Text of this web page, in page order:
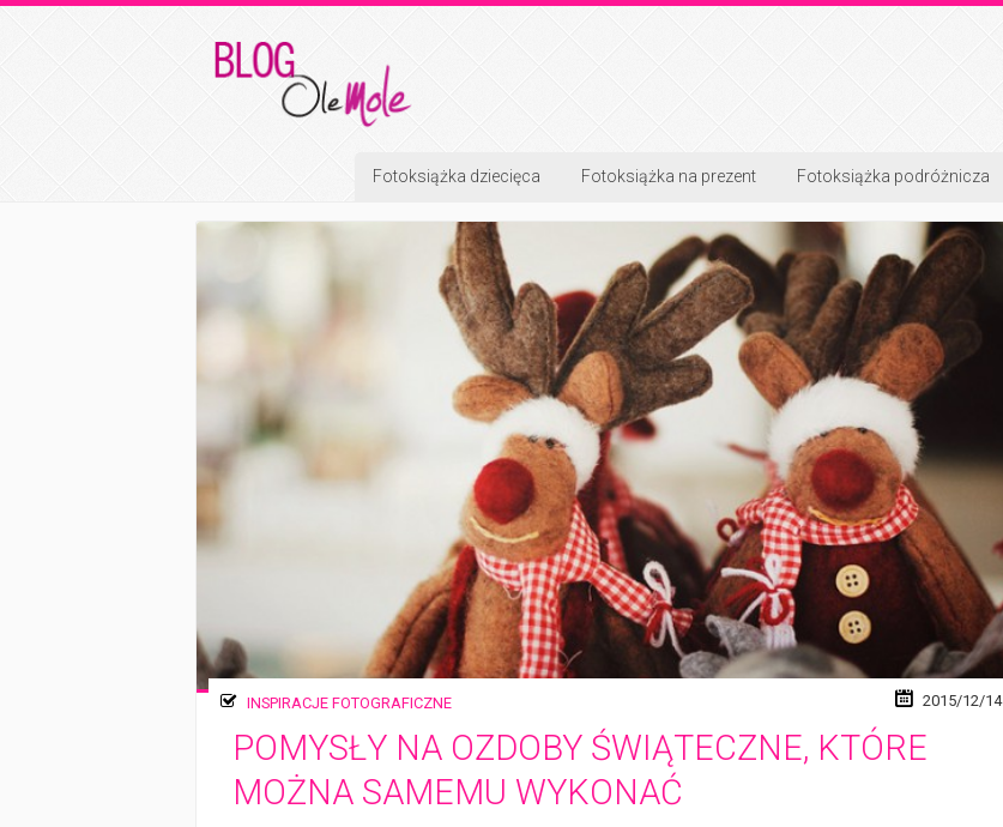
Fotoksiążka dziecięca Fotoksiążka na prezent Fotoksiążka podróżnicza
INSPIRACJE FOTOGRAFICZNE 2015/12/14
POMYSŁY NA OZDOBY ŚWIĄTECZNE, KTÓRE
MOŻNA SAMEMU WYKONAĆ